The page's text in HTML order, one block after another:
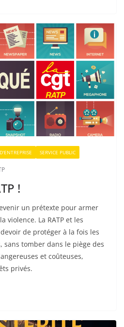
SERVICE PUBLIC
!
un prétexte pour armer
violence. La RATP et les
de protéger à la fois les
sans tomber dans le piège des
et coûteuses,
privés.